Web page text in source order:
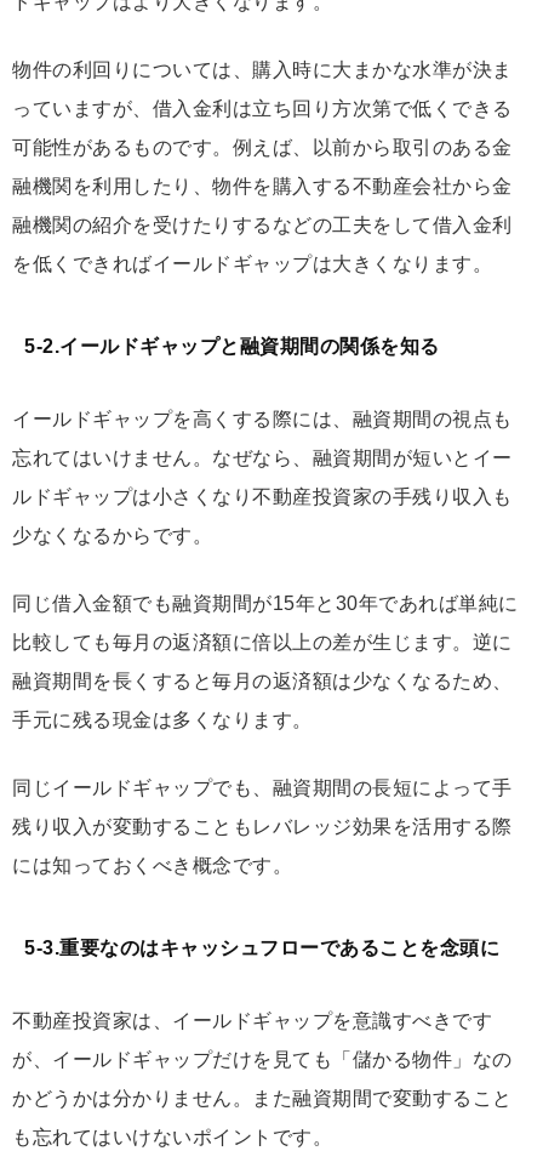
物件の利回りについては、購入時に大まかな水準が決ま
っていますが、借入金利は立ち回り方次第で低くできる
可能性があるものです。例えば、以前から取引のある金
融機関を利用したり、物件を購入する不動産会社から金
融機関の紹介を受けたりするなどの工夫をして借入金利
を低くできればイールドギャップは大きくなります。
5-2.イールドギャップと融資期間の関係を知る
イールドギャップを高くする際には、融資期間の視点も
忘れてはいけません。なぜなら、 融資期間が短いとイー
ルドギャップは小さくなり不動産投資家の手残り収入も
少なくなるからです。
同じ借入金額でも融資期間が15年と30年であれば単純に
比較しても毎月の返済額に倍以上の差が生じます。逆に
融資期間を長くすると毎月の返済額は少なくなるため、
手元に残る現金は多くなります。
同じイールドギャップでも、融資期間の長短によって手
残り収入が変動することもレバレッジ効果を活用する際
には知っておくべき概念です。
5-3.重要なのはキャッシュフローであることを念頭に
不動産投資家は、イールドギャップを意識すべきです
が、イールドギャップだけを見ても「儲かる物件」なの
かどうかは分かりません。また融資期間で変動すること
も忘れてはいけないポイントです。